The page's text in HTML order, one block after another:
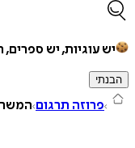
יש עוגיות, יש
הבנתי
פרוזה תרגום